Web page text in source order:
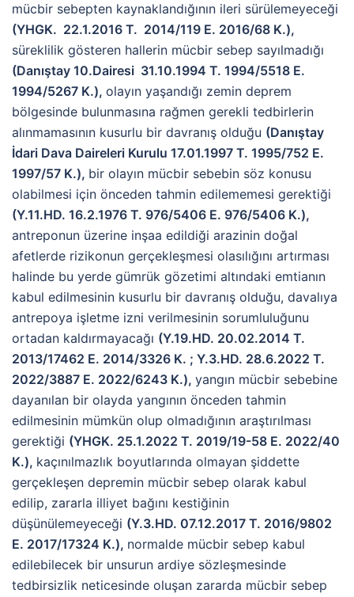
mücbir sebepten kaynaklandığının ileri sürülemeyeceği
(YHGK. 22.1.2016 T. 2014/119 E. 2016/68 K.),
süreklilik gösteren hallerin mücbir sebep sayılmadığı
(Danıştay 10.Dairesi 31.10.1994 T. 1994/5518 E.
1994/5267 K.), olayın yaşandığı zemin deprem
bölgesinde bulunmasına rağmen gerekli tedbirlerin
alınmamasının kusurlu bir davranış olduğu (Danıştay
İdari Dava Daireleri Kurulu 17.01.1997 T. 1995/752 E.
1997/57 K.), bir olayın mücbir sebebin söz konusu
olabilmesi için önceden tahmin edilememesi gerektiği
(Y.11.HD. 16.2.1976 T. 976/5406 E. 976/5406 K.),
antreponun üzerine inşaa edildiği arazinin doğal
afetlerde rizikonun gerçekleşmesi olasılığını artırması
halinde bu yerde gümrük gözetimi altındaki emtianın
kabul edilmesinin kusurlu bir davranış olduğu, davalıya
antrepoya işletme izni verilmesinin sorumluluğunu
ortadan kaldırmayacağı (Y.19.HD. 20.02.2014 T.
2013/17462 E. 2014/3326 K. ; Y.3.HD. 28.6.2022 T.
2022/3887 E. 2022/6243 K.), yangın mücbir sebebine
dayanılan bir olayda yangının önceden tahmin
edilmesinin mümkün olup olmadığının araştırılması
gerektiği (YHGK. 25.1.2022 T. 2019/19-58 E. 2022/40
K.), kaçınılmazlık boyutlarında olmayan şiddette
gerçekleşen depremin mücbir sebep olarak kabul
edilip, zararla illiyet bağını kestiğinin
düşünülemeyeceği (Y.3.HD. 07.12.2017 T. 2016/9802
E. 2017/17324 K.), normalde mücbir sebep kabul
edilebilecek bir unsurun ardiye sözleşmesinde
tedbirsizlik neticesinde oluşan zararda mücbir sebep